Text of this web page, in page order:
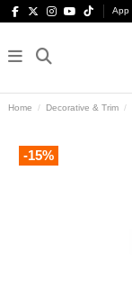
App
Home Decorative & Trim
-15%